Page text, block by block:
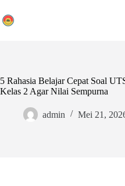
to
content
5 Rahasia Belajar Cepat Soal
Kelas 2 Agar Nilai Sempurna
admin Mei 21,